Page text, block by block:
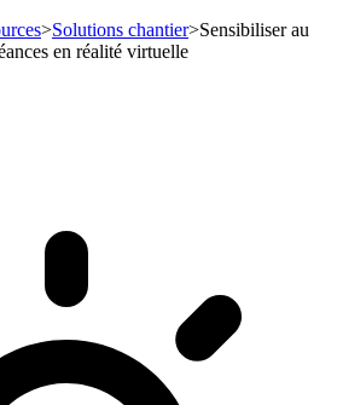
>Solutions chantier>Sensibiliser au
en réalité virtuelle